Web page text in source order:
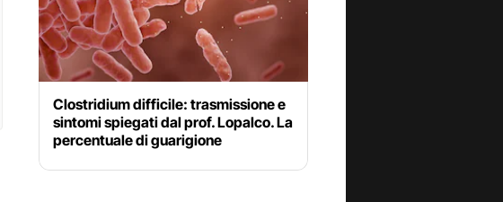
Clostridium difficile: trasmissione e
sintomi spiegati dal prof. Lopalco. La
percentuale di guarigione